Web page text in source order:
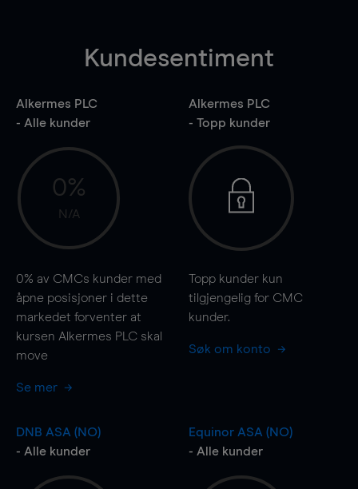
Kundesentiment
Alkermes PLC
- Alle kunder
0%
N/A
0% av CMCs kunder med
åpne posisjoner i dette
markedet forventer at
kursen Alkermes PLC skal
move
Se mer
Alkermes PLC
- Topp kunder
Topp kunder kun
tilgjengelig for CMC
kunder.
Søk om konto
DNB ASA (NO)
- Alle kunder
Equinor ASA (NO)
- Alle kunder